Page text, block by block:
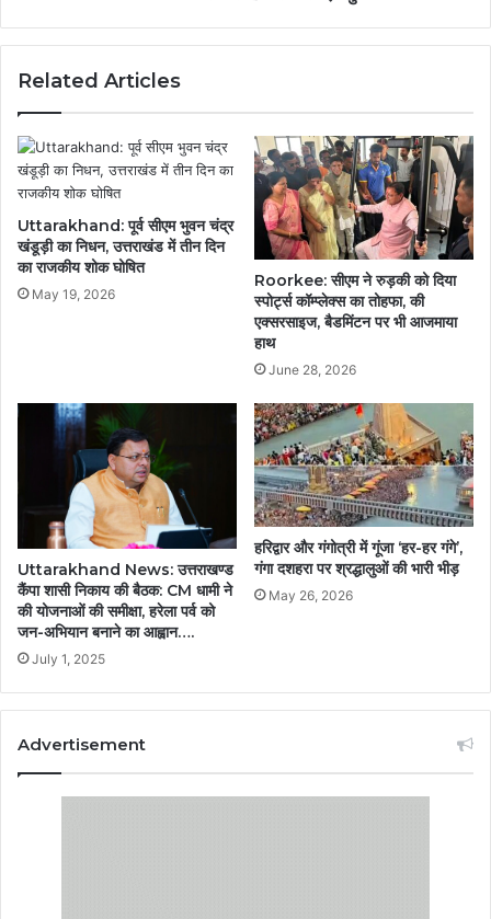
Related Articles
Uttarakhand: पूर्व सीएम भुवन चंद्र
खंडूड़ी का निधन, उत्तराखंड में तीन दिन
का राजकीय शोक घोषित
May 19, 2026
Roorkee: सीएम ने रुड़की को दिया
स्पोर्ट्स कॉम्प्लेक्स का तोहफा, की
एक्सरसाइज, बैडमिंटन पर भी आजमाया
हाथ
June 28, 2026
Uttarakhand News: उत्तराखण्ड
कैंपा शासी निकाय की बैठक: CM धामी ने
की योजनाओं की समीक्षा, हरेला पर्व को
जन-अभियान बनाने का आह्वान….
July 1, 2025
हरिद्वार और गंगोत्री में गूंजा ‘हर-हर गंगे’,
गंगा दशहरा पर श्रद्धालुओं की भारी भीड़
May 26, 2026
Advertisement